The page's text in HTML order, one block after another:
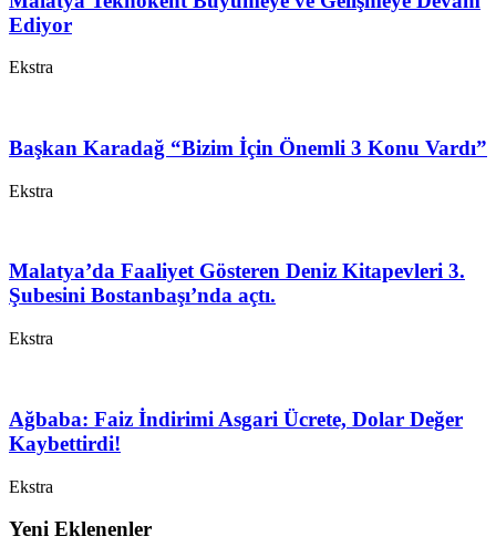
Ediyor
Ekstra
Başkan Karadağ “Bizim İçin Önemli 3 Konu Vardı”
Ekstra
Malatya’da Faaliyet Gösteren Deniz Kitapevleri 3.
Şubesini Bostanbaşı’nda açtı.
Ekstra
Ağbaba: Faiz İndirimi Asgari Ücrete, Dolar Değer
Kaybettirdi!
Ekstra
Yeni Eklenenler